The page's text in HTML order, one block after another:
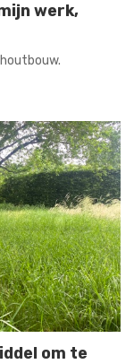
werk,
om te